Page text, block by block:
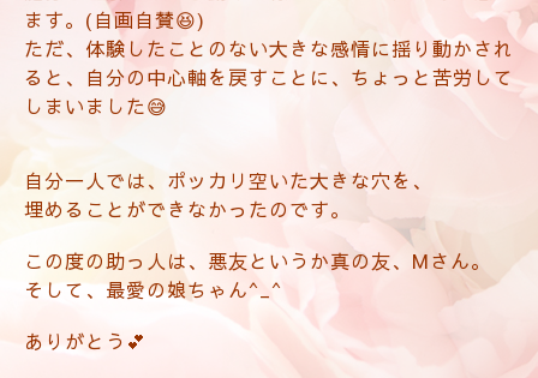
ます。(自画自賛😆)
ただ、体験したことのない大きな感情に揺り動かされ
ると、自分の中心軸を戻すことに、ちょっと苦労して
しまいました😅
自分一人では、ポッカリ空いた大きな穴を、
埋めることができなかったのです。
この度の助っ人は、悪友というか真の友、Mさん。
そして、最愛の娘ちゃん^_^
ありがとう💕